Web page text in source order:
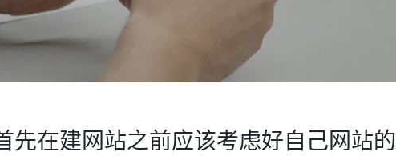
先在建网站之前应该考虑好自己网站